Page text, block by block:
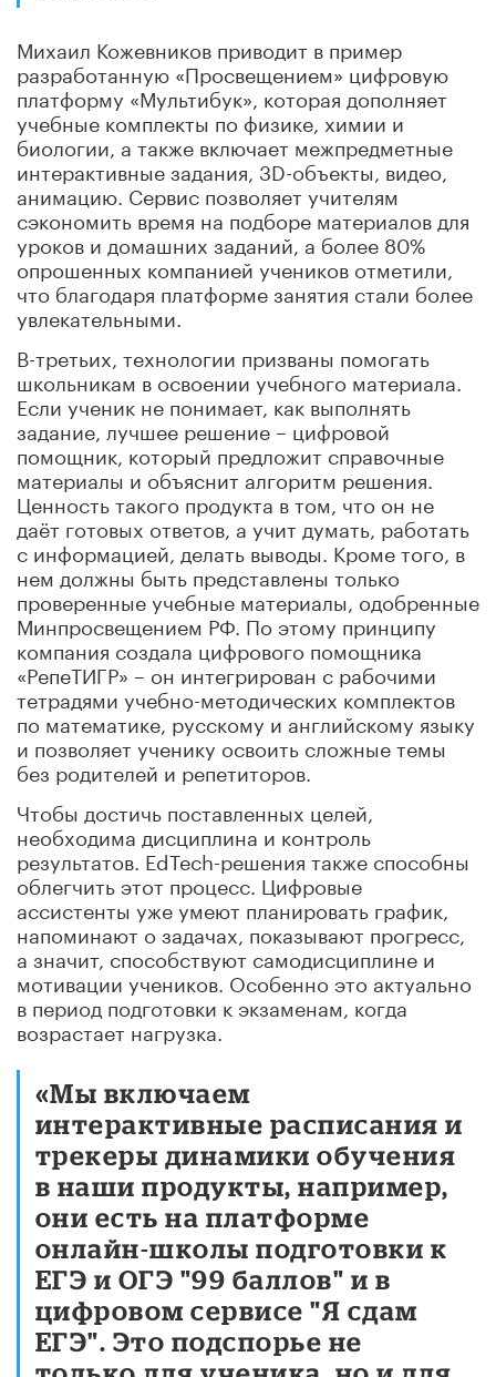
Михаил Кожевников приводит в пример
разработанную «Просвещением» цифровую
платформу «Мультибук», которая дополняет
учебные комплекты по физике, химии и
биологии, а также включает межпредметные
интерактивные задания, 3D-объекты, видео,
анимацию. Сервис позволяет учителям
сэкономить время на подборе материалов для
уроков и домашних заданий, а более 80%
опрошенных компанией учеников отметили,
что благодаря платформе занятия стали более
увлекательными.
В-третьих, технологии призваны помогать
школьникам в освоении учебного материала.
Если ученик не понимает, как выполнять
задание, лучшее решение – цифровой
помощник, который предложит справочные
материалы и объяснит алгоритм решения.
Ценность такого продукта в том, что он не
даёт готовых ответов, а учит думать, работать
с информацией, делать выводы. Кроме того, в
нем должны быть представлены только
проверенные учебные материалы, одобренные
Минпросвещением РФ. По этому принципу
компания создала цифрового помощника
«РепеТИГР» – он интегрирован с рабочими
тетрадями учебно-методических комплектов
по математике, русскому и английскому языку
и позволяет ученику освоить сложные темы
без родителей и репетиторов.
Чтобы достичь поставленных целей,
необходима дисциплина и контроль
результатов. EdTech-решения также способны
облегчить этот процесс. Цифровые
ассистенты уже умеют планировать график,
напоминают о задачах, показывают прогресс,
а значит, способствуют самодисциплине и
мотивации учеников. Особенно это актуально
в период подготовки к экзаменам, когда
возрастает нагрузка.
«Мы включаем
интерактивные расписания и
трекеры динамики обучения
в наши продукты, например,
они есть на платформе
онлайн-школы подготовки к
ЕГЭ и ОГЭ "99 баллов" и в
цифровом сервисе "Я сдам
ЕГЭ". Это подспорье не